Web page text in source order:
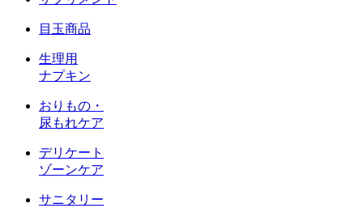
目玉商品
生理用
ナプキン
おりもの・
尿もれケア
デリケート
ゾーンケア
サニタリー